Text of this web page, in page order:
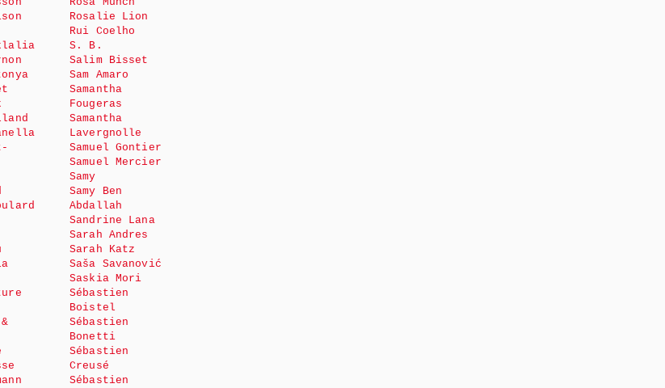
Rosalie Lion
Rui Coelho
S. B.
Salim Bisset
Sam Amaro
Samantha
Fougeras
Samantha
Lavergnolle
Samuel Gontier
Samuel Mercier
Samy
Samy Ben
Abdallah
Sandrine Lana
Sarah Andres
Sarah Katz
Saša Savanović
Saskia Mori
Sébastien
Boistel
Sébastien
Bonetti
Sébastien
Creusé
Sébastien